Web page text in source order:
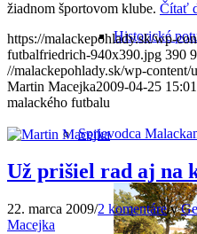
Historické
Sprievodca
žiadnom športovom klube. Čítať
https://malackepohlady.sk/wp-
futbalfriedrich-940x390.jpg 390
//malackepohlady.sk/wp-
Martin Macejka2009-04-25
malackého futbalu
Už prišiel rad aj na
22. marca 2009/2 komentáre/v
Macejka